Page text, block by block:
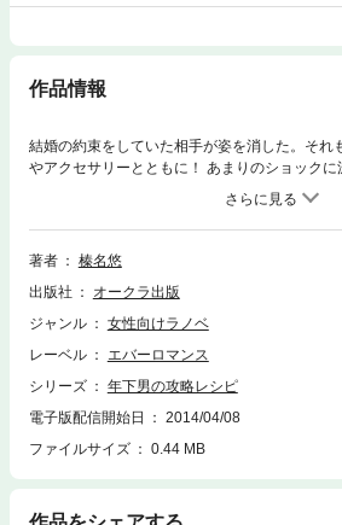
作品情報
結婚の約束をしていた相手が姿を消した。それ
やアクセサリーとともに！ あまりのショックに
奈央は、飲んでいた店でその男を発見。ビンタ
に、酔いが回りすぎて相手に向かって嘔吐して
め寄った相手は、まったくの別人だった。その
目になった高額なスーツを含む賠償金を請求し
著者
榛名悠
出版社
オークラ出版
ジャンル
女性向けラノベ
レーベル
エバーロマンス
シリーズ
年下男の攻略レシピ
電子版配信開始日
2014/04/08
ファイルサイズ
0.44 MB